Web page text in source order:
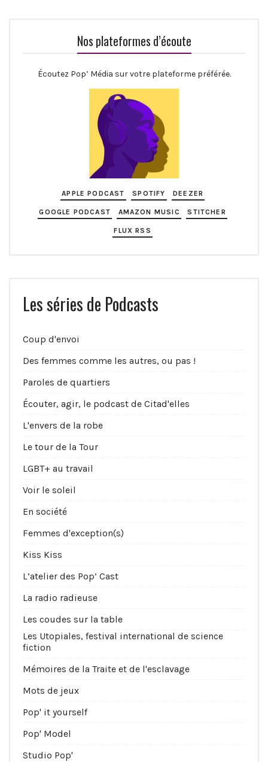
Nos plateformes d’écoute
Écoutez Pop’ Média sur votre plateforme préférée.
APPLE PODCAST SPOTIFY DEEZER
GOOGLE PODCAST AMAZON MUSIC STITCHER
FLUX RSS
Les séries de Podcasts
Coup d'envoi
Des femmes comme les autres, ou pas !
Paroles de quartiers
Écouter, agir, le podcast de Citad'elles
L'envers de la robe
Le tour de la Tour
LGBT+ au travail
Voir le soleil
En société
Femmes d'exception(s)
Kiss Kiss
L’atelier des Pop’ Cast
La radio radieuse
Les coudes sur la table
Les Utopiales, festival international de science
fiction
Mémoires de la Traite et de l'esclavage
Mots de jeux
Pop' it yourself
Pop' Model
Studio Pop'